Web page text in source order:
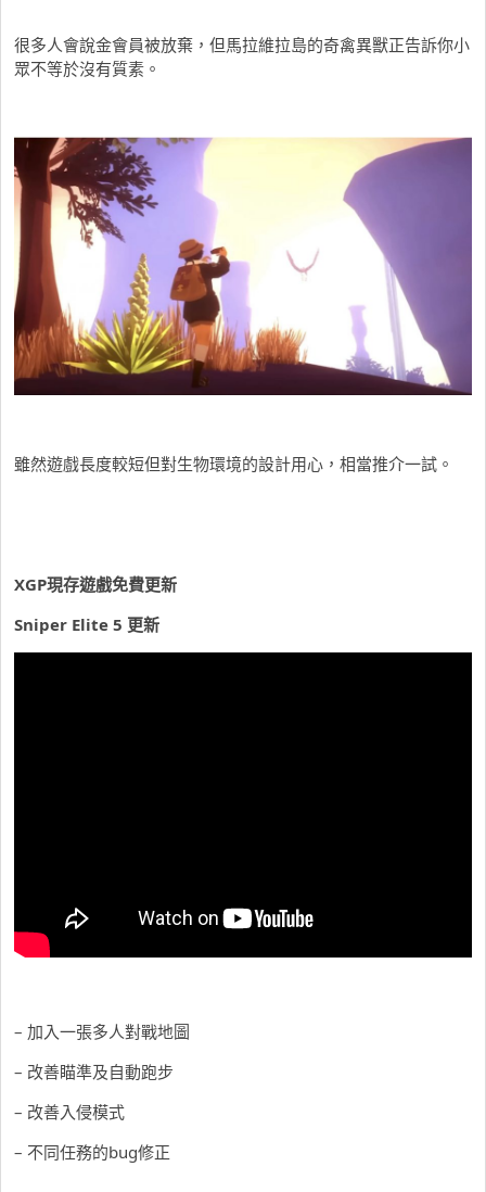
很多人會說金會員被放棄，但馬拉維拉島的奇禽異獸正告訴你小
眾不等於沒有質素。
雖然遊戲長度較短但對生物環境的設計用心，相當推介一試。
XGP現存遊戲免費更新
Sniper Elite 5 更新
– 加入一張多人對戰地圖
– 改善瞄準及自動跑步
– 改善入侵模式
– 不同任務的bug修正